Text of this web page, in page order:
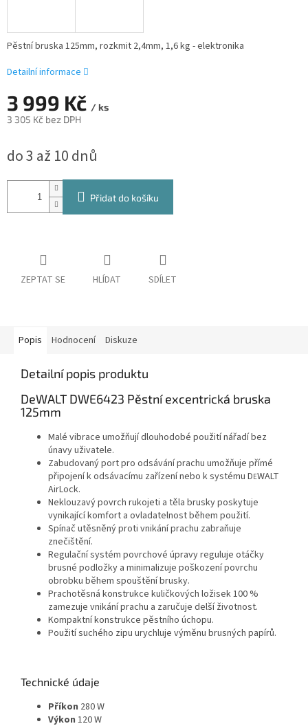
3 999 Kč / ks
3 305 Kč bez DPH
cena:
do 3 až 10 dnů
Přidat do košíku
Pěstní bruska 125mm, rozkmit 2,4mm, 1,6 kg - elektronika
Detailní informace
ZEPTAT SE HLÍDAT SDÍLET
Popis Hodnocení Diskuze
Detailní popis produktu
DeWALT DWE6423 Pěstní excentrická bruska
125mm
Malé vibrace umožňují dlouhodobé použití nářadí bez
únavy uživatele.
Zabudovaný port pro odsávání prachu umožňuje přímé
připojení k odsávacímu zařízení nebo k systému DEWALT
AirLock.
Neklouzavý povrch rukojeti a těla brusky poskytuje
vynikající komfort a ovladatelnost během použití.
Spínač utěsněný proti vnikání prachu zabraňuje
znečištění.
Regulační systém povrchové úpravy reguluje otáčky
brusné podložky a minimalizuje poškození povrchu
obrobku během spouštění brusky.
Prachotěsná konstrukce kuličkových ložisek 100 %
zamezuje vnikání prachu a zaručuje delší životnost.
Kompaktní konstrukce pěstního úchopu.
Použití suchého zipu urychluje výměnu brusných papírů.
Technické údaje
Příkon 280 W
Výkon 120 W